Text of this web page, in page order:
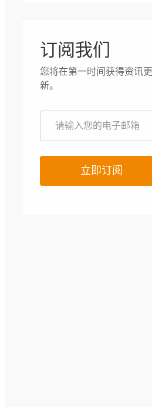
订阅我们
您将在第一时间获得资讯更
新。
立即订阅